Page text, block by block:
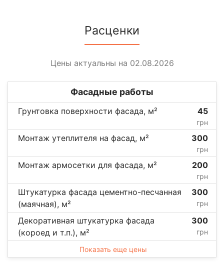
Расценки
Цены актуальны на 02.08.2026
Фасадные работы
Грунтовка поверхности фасада, м² 45
грн
Монтаж утеплителя на фасад, м² 300
грн
Монтаж армосетки для фасада, м² 200
грн
Штукатурка фасада цементно-песчанная
(маячная), м²
300
грн
Декоративная штукатурка фасада
(короед и т.п.), м²
300
грн
Показать еще цены